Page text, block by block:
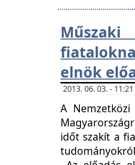
elnök
2013. 06. 03. -
A
időt szakít a